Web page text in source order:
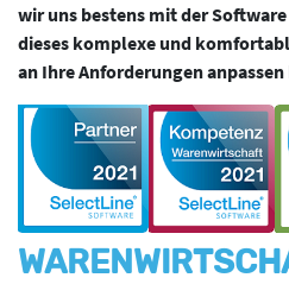
wir uns bestens mit der
dieses komplexe und
an Ihre Anforderungen